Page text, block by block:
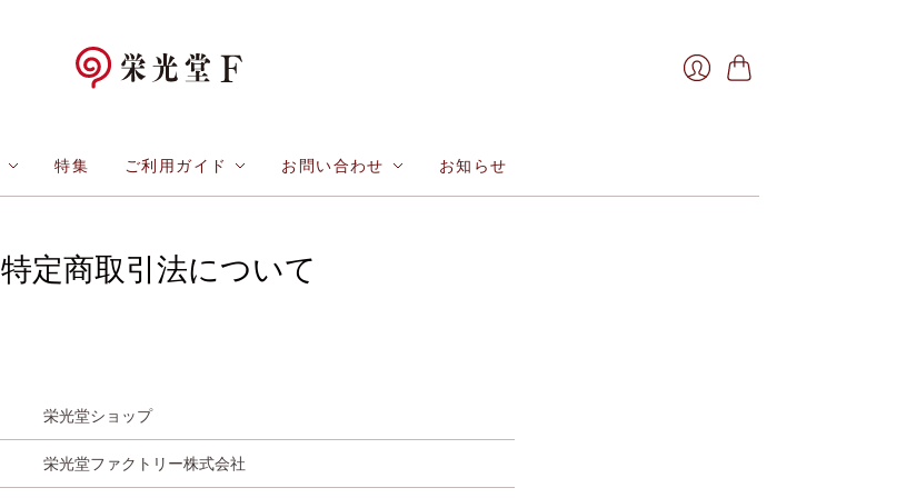
特集 ご利用ガイド お問い合わせ お知らせ
特定商取引法について
栄光堂ショップ
栄光堂ファクトリー株式会社